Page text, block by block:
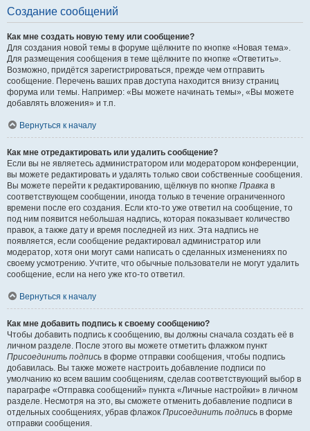
Создание сообщений
Как мне создать новую тему или сообщение?
Для создания новой темы в форуме щёлкните по кнопке «Новая тема».
Для размещения сообщения в теме щёлкните по кнопке «Ответить».
Возможно, придётся зарегистрироваться, прежде чем отправить
сообщение. Перечень ваших прав доступа находится внизу страниц
форума или темы. Например: «Вы можете начинать темы», «Вы можете
добавлять вложения» и т.п.
Вернуться к началу
Как мне отредактировать или удалить сообщение?
Если вы не являетесь администратором или модератором конференции,
вы можете редактировать и удалять только свои собственные сообщения.
Вы можете перейти к редактированию, щёлкнув по кнопке Правка в
соответствующем сообщении, иногда только в течение ограниченного
времени после его создания. Если кто-то уже ответил на сообщение, то
под ним появится небольшая надпись, которая показывает количество
правок, а также дату и время последней из них. Эта надпись не
появляется, если сообщение редактировал администратор или
модератор, хотя они могут сами написать о сделанных изменениях по
своему усмотрению. Учтите, что обычные пользователи не могут удалить
сообщение, если на него уже кто-то ответил.
Вернуться к началу
Как мне добавить подпись к своему сообщению?
Чтобы добавить подпись к сообщению, вы должны сначала создать её в
личном разделе. После этого вы можете отметить флажком пункт
Присоединить подпись в форме отправки сообщения, чтобы подпись
добавилась. Вы также можете настроить добавление подписи по
умолчанию ко всем вашим сообщениям, сделав соответствующий выбор в
параграфе «Отправка сообщений» пункта «Личные настройки» в личном
разделе. Несмотря на это, вы сможете отменить добавление подписи в
отдельных сообщениях, убрав флажок Присоединить подпись в форме
отправки сообщения.